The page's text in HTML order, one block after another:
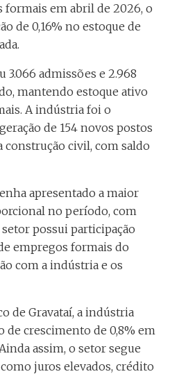
em abril de 2026, o
de 0,16% no estoque de
admissões e 2.968
mantendo estoque ativo
A indústria foi o
de 154 novos postos
construção civil, com saldo
apresentado a maior
no período, com
possui participação
empregos formais do
com a indústria e os
de Gravataí, a indústria
de crescimento de 0,8% em
assim, o setor segue
juros elevados, crédito